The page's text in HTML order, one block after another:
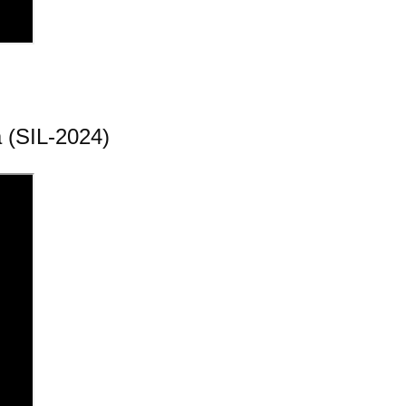
(SIL-2024)